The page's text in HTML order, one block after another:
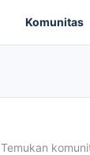
Komunitas
Temukan